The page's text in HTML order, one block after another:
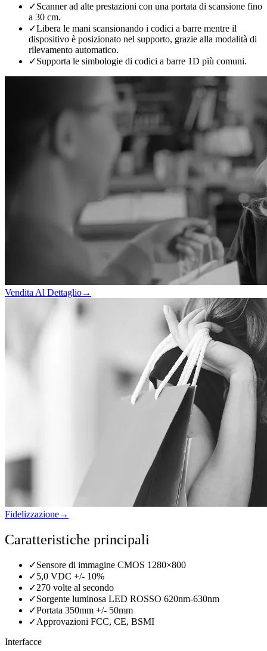
✓Scanner ad alte prestazioni con una portata di scansione fino
a 30 cm.
✓Libera le mani scansionando i codici a barre mentre il
dispositivo è posizionato nel supporto, grazie alla modalità di
rilevamento automatico.
✓Supporta le simbologie di codici a barre 1D più comuni.
Vendita Al Dettaglio→
Fidelizzazione→
Caratteristiche principali
✓Sensore di immagine CMOS 1280×800
✓5,0 VDC +/- 10%
✓270 volte al secondo
✓Sorgente luminosa LED ROSSO 620nm-630nm
✓Portata 350mm +/- 50mm
✓Approvazioni FCC, CE, BSMI
Interfacce